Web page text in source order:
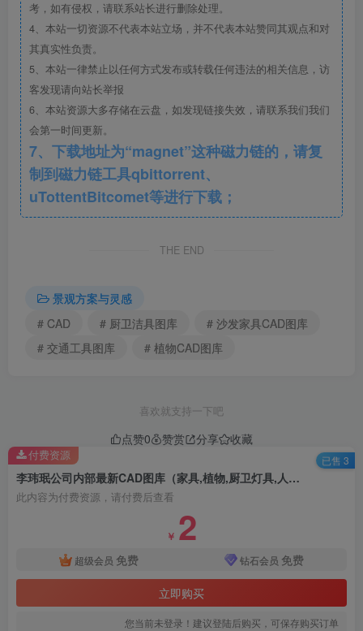
考，如有侵权，请联系站长进行删除处理。
4、本站一切资源不代表本站立场，并不代表本站赞同其观点和对
其真实性负责。
5、本站一律禁止以任何方式发布或转载任何违法的相关信息，访
客发现请向站长举报
6、本站资源大多存储在云盘，如发现链接失效，请联系我们我们
会第一时间更新。
7、下载地址为“magnet”这种磁力链的，请复
制到磁力链工具qbittorrent、
uTottentBitcomet等进行下载；
THE END
景观方案与灵感
# CAD
# 厨卫洁具图库
# 沙发家具CAD图库
# 交通工具图库
# 植物CAD图库
喜欢就支持一下吧
点赞0 赞赏 分享 收藏
李玮珉公司内部最新CAD图库（家具,植物,厨卫灯具,人物等）
此内容为付费资源，请付费后查看
￥ 2
超级会员 免费 钻石会员 免费
立即购买
您当前未登录！建议登陆后购买，可保存购买订单
付费资源 已售 3